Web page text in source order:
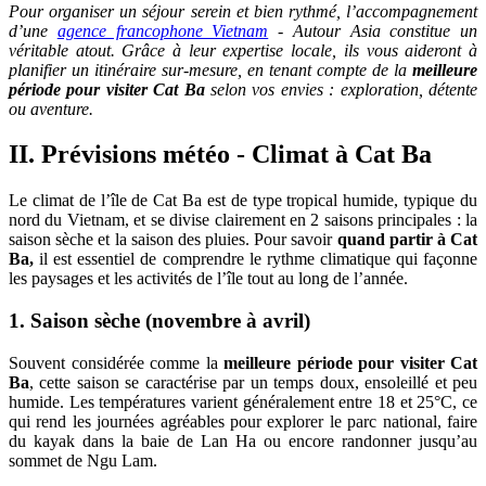
Pour organiser un séjour serein et bien rythmé, l’accompagnement
d’une agence francophone Vietnam - Autour Asia constitue un
véritable atout. Grâce à leur expertise locale, ils vous aideront à
planifier un itinéraire sur-mesure, en tenant compte de la meilleure
période pour visiter Cat Baselon vos envies : exploration, détente
ou aventure.
II. Prévisions météo - Climat à Cat Ba
Le climat de l’île de Cat Ba est de type tropical humide, typique du
nord du Vietnam, et se divise clairement en 2 saisons principales : la
saison sèche et la saison des pluies. Pour savoirquand partir à Cat
Ba, il est essentiel de comprendre le rythme climatique qui façonne
les paysages et les activités de l’île tout au long de l’année.
1. Saison sèche (novembre à avril)
Souvent considérée comme la meilleure période pour visiter Cat
Ba, cette saison se caractérise par un temps doux, ensoleillé et peu
humide. Les températures varient généralement entre 18 et 25°C, ce
qui rend les journées agréables pour explorer le parc national, faire
du kayak dans la baie de Lan Ha ou encore randonner jusqu’au
sommet de Ngu Lam.